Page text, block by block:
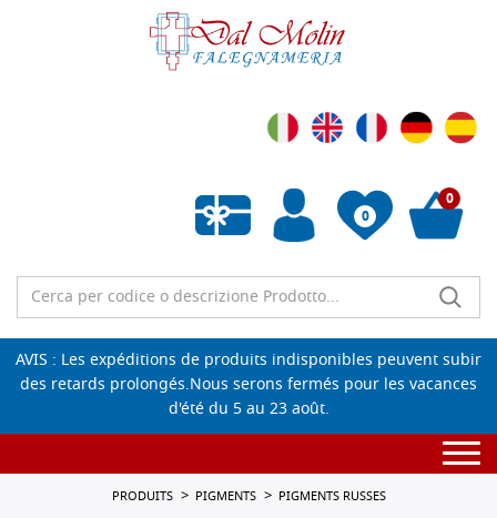
0
Liste de souhaits vide
0
AVIS : Les expéditions de produits indisponibles peuvent subir
des retards prolongés.Nous serons fermés pour les vacances
d'été du 5 au 23 août.
PRODUITS PIGMENTS PIGMENTS RUSSES